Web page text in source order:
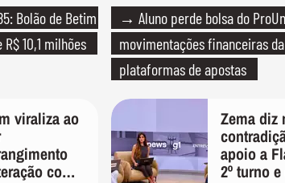
Bolão de Betim
10,1 milhões
→ Aluno perde bolsa do
movimentações financeiras
plataformas de apostas
viraliza ao
com
Zema diz
apoio a
2º turno